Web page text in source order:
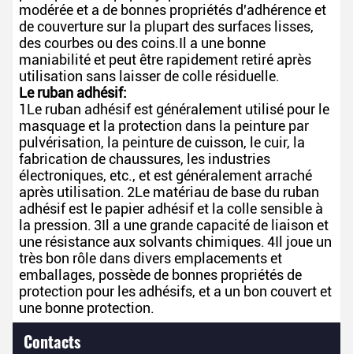
modérée et a de bonnes propriétés d'adhérence et
de couverture sur la plupart des surfaces lisses,
des courbes ou des coins.Il a une bonne
maniabilité et peut être rapidement retiré après
utilisation sans laisser de colle résiduelle.
Le ruban adhésif:
1Le ruban adhésif est généralement utilisé pour le
masquage et la protection dans la peinture par
pulvérisation, la peinture de cuisson, le cuir, la
fabrication de chaussures, les industries
électroniques, etc., et est généralement arraché
après utilisation. 2Le matériau de base du ruban
adhésif est le papier adhésif et la colle sensible à
la pression. 3Il a une grande capacité de liaison et
une résistance aux solvants chimiques. 4Il joue un
très bon rôle dans divers emplacements et
emballages, possède de bonnes propriétés de
protection pour les adhésifs, et a un bon couvert et
une bonne protection.
Contacts